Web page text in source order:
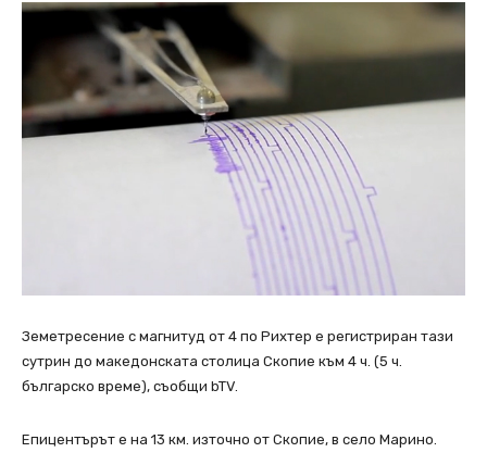
Земетресение с магнитуд от 4 по Рихтер е регистриран тази
сутрин до македонската столица Скопие към 4 ч. (5 ч.
българско време), съобщи bTV.
Епицентърът е на 13 км. източно от Скопие, в село Марино.